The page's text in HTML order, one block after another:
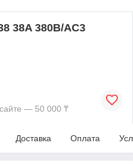
38A 380В/АС3
— 50 000 ₸
Доставка Оплата